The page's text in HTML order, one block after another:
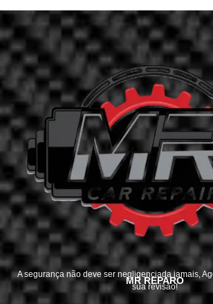
MR REPARO
A segurança não deve ser negligenciada jamais,
sua revisão!